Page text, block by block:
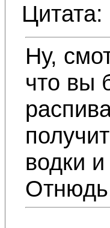
Цитата:
Ну,
что вы
водки